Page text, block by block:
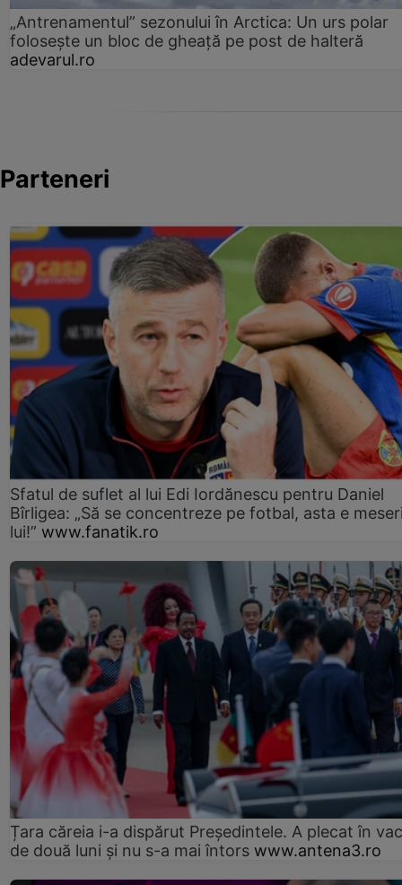
„Antrenamentul” sezonului în Arctica: Un urs polar
folosește un bloc de gheață pe post de halteră
adevarul.ro
Parteneri
Sfatul de suflet al lui Edi Iordănescu pentru Daniel
Bîrligea: „Să se concentreze pe fotbal, asta e
lui!” www.fanatik.ro
Țara căreia i-a dispărut Președintele. A plecat în
de două luni și nu s-a mai întors www.antena3.ro